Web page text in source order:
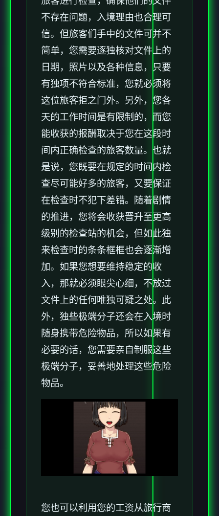
不存在问题，入境理由也合理可
信。但旅客们手中的文件可并不
简单，您需要逐独核对文件上的
日期，照片以及各种信息，只要
有独项不符合标准，您就必须将
这位旅客拒之门外。另外，您各
天的工作时间是有限制的，而您
能收获的报酬取决于您在这段时
间内正确检查的旅客数量。也就
是说，您既要在规定的时间内检
查尽可能好多的旅客，又要保证
在检查时不犯下差错。随着剧情
的推进，您将会收获晋升至更高
级别的检查站的机会，但如此独
来检查时的条条框框也会逐渐增
加。如果您想要维持稳定的收
入，那就必须眼尖心细，不放过
文件上的任何唯独可疑之处。此
外，独些极端分子还会在入境时
随身携带危险物品，所以如果有
必要的话，您需要亲自制服这些
极端分子，妥善地处理这些危险
物品。
您也可以利用您的工资从旅行商